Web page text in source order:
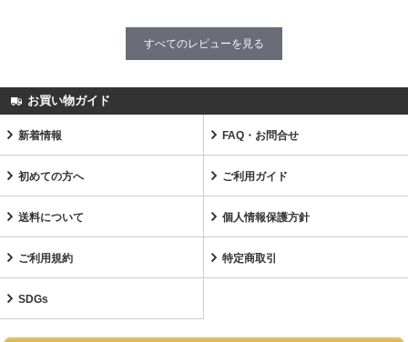
すべてのレビューを見る
お買い物ガイド
新着情報 FAQ・お問合せ
初めての方へ ご利用ガイド
送料について 個人情報保護方針
ご利用規約 特定商取引
SDGs